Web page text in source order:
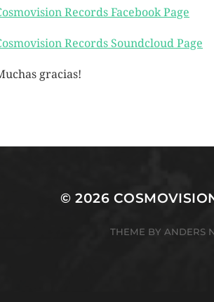
Records Facebook Page
Records Soundcloud Page
gracias!
© 2026
THEME BY ANDERS